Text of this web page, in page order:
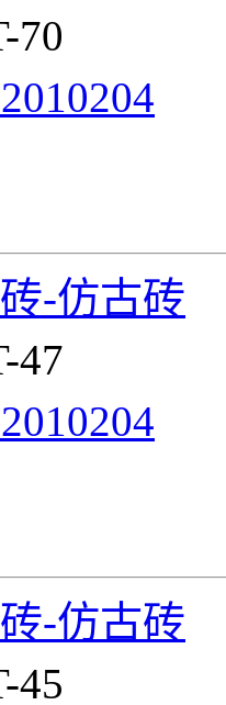
70
-仿古砖
47
-仿古砖
45